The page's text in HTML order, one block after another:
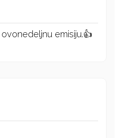
emisiju.👍